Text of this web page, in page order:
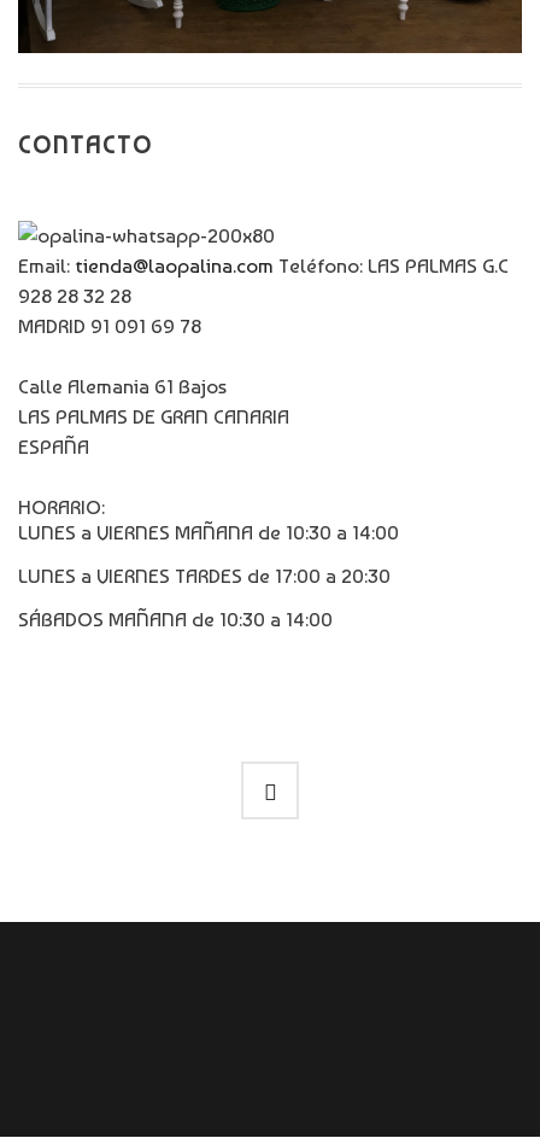
CONTACTO
Email: tienda@laopalina.com Teléfono: LAS PALMAS G.C
928 28 32 28
MADRID 91 091 69 78
Calle Alemania 61 Bajos
LAS PALMAS DE GRAN CANARIA
ESPAÑA
HORARIO:
LUNES a VIERNES MAÑANA de 10:30 a 14:00
LUNES a VIERNES TARDES de 17:00 a 20:30
SÁBADOS MAÑANA de 10:30 a 14:00